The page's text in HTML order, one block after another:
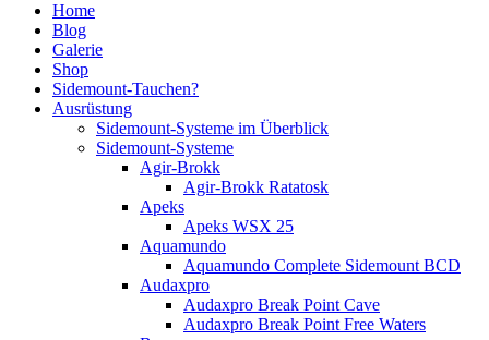
Home
Blog
Galerie
Shop
Sidemount-Tauchen?
Ausrüstung
Sidemount-Systeme im Überblick
Sidemount-Systeme
Agir-Brokk
Agir-Brokk Ratatosk
Apeks
Apeks WSX 25
Aquamundo
Aquamundo Complete Sidemount BCD
Audaxpro
Audaxpro Break Point Cave
Audaxpro Break Point Free Waters